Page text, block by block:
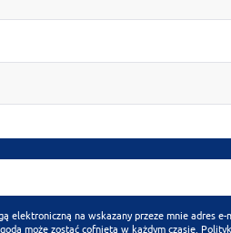
elektroniczną na wskazany przeze mnie adres
może zostać cofnięta w każdym czasie.